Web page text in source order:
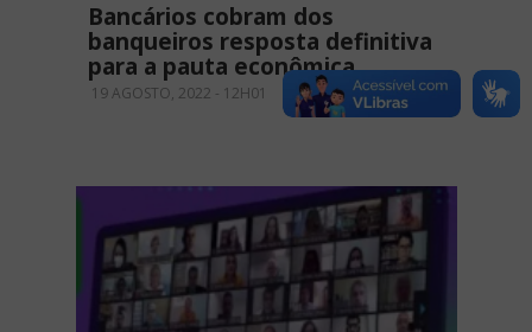
Bancários cobram dos
banqueiros resposta definitiva
para a pauta econômica
19 AGOSTO, 2022 - 12H01